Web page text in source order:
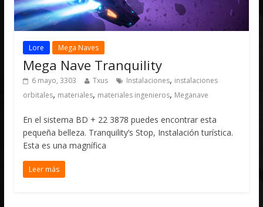
Lore Mega Naves
Mega Nave Tranquility
6 mayo, 3303 Txus Instalaciones, instalaciones
orbitales, materiales, materiales ingenieros, Meganave
En el sistema BD + 22 3878 puedes encontrar esta
pequeña belleza. Tranquility’s Stop, Instalación turística.
Esta es una magnífica
Leer más